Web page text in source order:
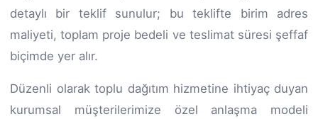
detaylı bir teklif sunulur; bu teklifte birim adres
maliyeti, toplam proje bedeli ve teslimat süresi şeffaf
biçimde yer alır.
Düzenli olarak toplu dağıtım hizmetine ihtiyaç duyan
kurumsal müşterilerimize özel anlaşma modeli